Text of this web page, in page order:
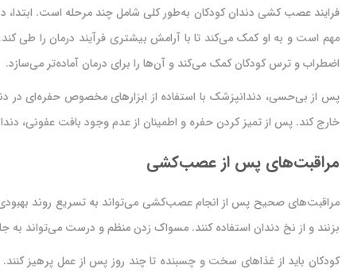
فرایند عصب کشی دندان کودکان به‌طور کلی شامل چند مرحله است.
مهم است و به او کمک می‌کند تا با آرامش بیشتری فرآیند درمان را
اضطراب و ترس کودکان کمک می‌کند و آن‌ها را برای درمان آماده‌تر می‌سازد.
پس از بی‌حسی، دندانپزشک با استفاده از ابزارهای مخصوص حفره‌ای در
خارج کند. پس از تمیز کردن حفره و اطمینان از عدم وجود بافت عفونی،
مراقبت‌های پس از عصب‌کشی
مراقبت‌های صحیح پس از انجام عصب‌کشی می‌تواند به تسریع روند
بزنند و از نخ دندان استفاده کنند. مسواک زدن منظم و درست می‌تواند به
کودکان باید از غذاهای سخت و چسبنده تا چند روز پس از عمل پرهیز